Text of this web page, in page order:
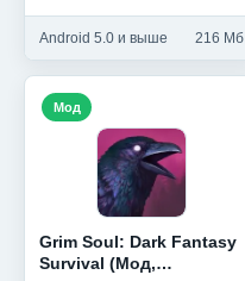
Android 5.0 и выше 216 Мб
Grim Soul: Dark Fantasy
Survival (Мод,
Мод